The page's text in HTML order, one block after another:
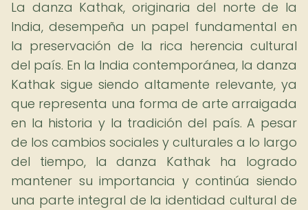
La danza Kathak, originaria del norte de la
India, desempeña un papel fundamental en
la preservación de la rica herencia cultural
del país. En la India contemporánea, la danza
Kathak sigue siendo altamente relevante, ya
que representa una forma de arte arraigada
en la historia y la tradición del país. A pesar
de los cambios sociales y culturales a lo largo
del tiempo, la danza Kathak ha logrado
mantener su importancia y continúa siendo
una parte integral de la identidad cultural de